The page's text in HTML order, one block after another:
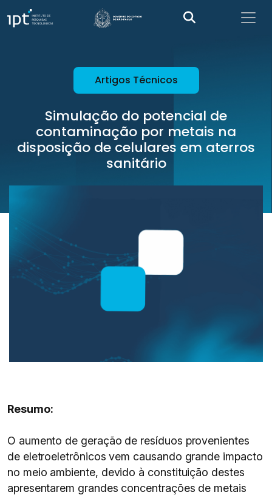
Artigos Técnicos
Simulação do potencial de
contaminação por metais na
disposição de celulares em aterros
sanitário
Resumo:
O aumento de geração de resíduos provenientes
de eletroeletrônicos vem causando grande impacto
no meio ambiente, devido à constituição destes
apresentarem grandes concentrações de metais